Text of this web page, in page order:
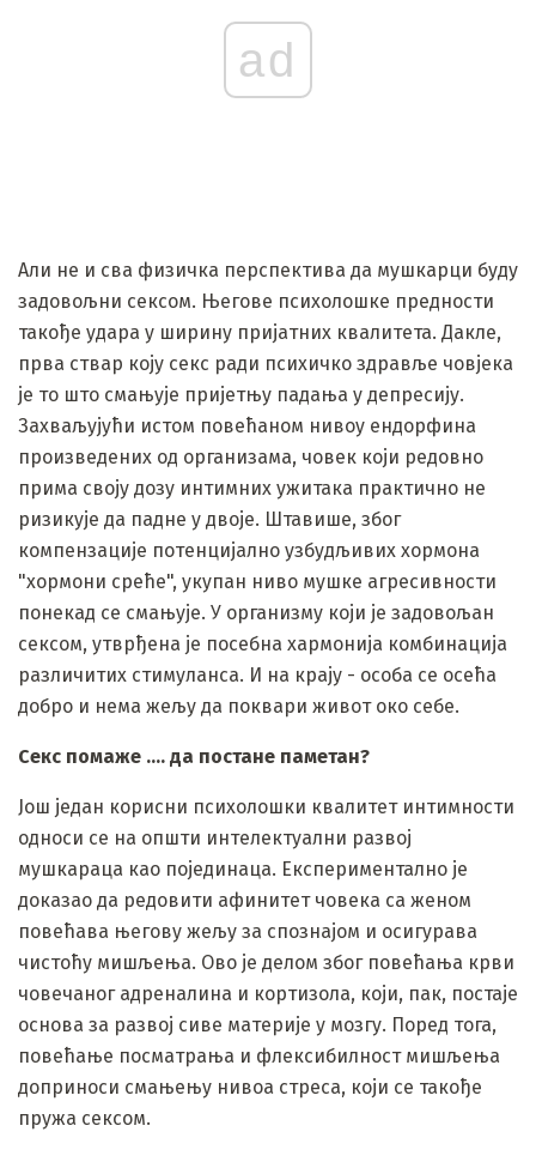
ad
Али не и сва физичка перспектива да мушкарци буду
задовољни сексом. Његове психолошке предности
такође удара у ширину пријатних квалитета. Дакле,
прва ствар коју секс ради психичко здравље човјека
је то што смањује пријетњу падања у депресију.
Захваљујући истом повећаном нивоу ендорфина
произведених од организама, човек који редовно
прима своју дозу интимних ужитака практично не
ризикује да падне у двоје. Штавише, због
компензације потенцијално узбудљивих хормона
"хормони среће", укупан ниво мушке агресивности
понекад се смањује. У организму који је задовољан
сексом, утврђена је посебна хармонија комбинација
различитих стимуланса. И на крају - особа се осећа
добро и нема жељу да поквари живот око себе.
Секс помаже .... да постане паметан?
Још један корисни психолошки квалитет интимности
односи се на општи интелектуални развој
мушкараца као појединаца. Експериментално је
доказао да редовити афинитет човека са женом
повећава његову жељу за спознајом и осигурава
чистоћу мишљења. Ово је делом због повећања крви
човечаног адреналина и кортизола, који, пак, постаје
основа за развој сиве материје у мозгу. Поред тога,
повећање посматрања и флексибилност мишљења
доприноси смањењу нивоа стреса, који се такође
пружа сексом.